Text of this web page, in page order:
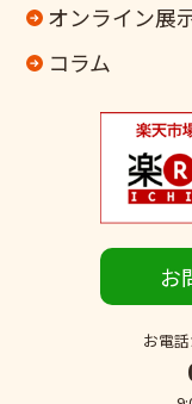
オンライン展
コラム
お
お電